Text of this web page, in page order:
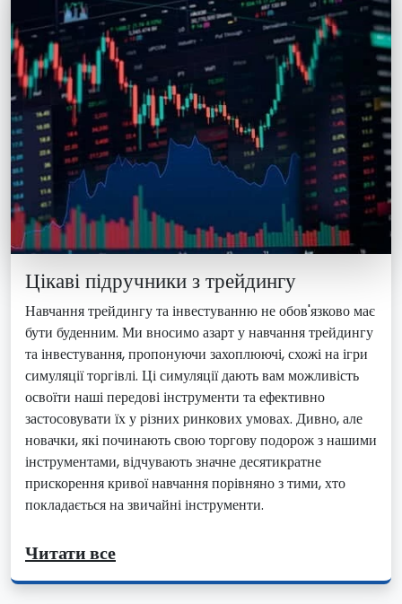
Цікаві підручники з трейдингу
Навчання трейдингу та інвестуванню не обов'язково має
бути буденним. Ми вносимо азарт у навчання трейдингу
та інвестування, пропонуючи захоплюючі, схожі на ігри
симуляції торгівлі. Ці симуляції дають вам можливість
освоїти наші передові інструменти та ефективно
застосовувати їх у різних ринкових умовах. Дивно, але
новачки, які починають свою торгову подорож з нашими
інструментами, відчувають значне десятикратне
прискорення кривої навчання порівняно з тими, хто
покладається на звичайні інструменти.
Читати все